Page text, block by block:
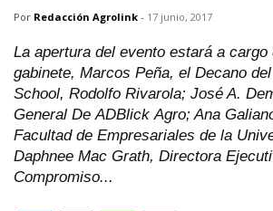
Por Redacción Agrolink - 17 junio, 2017
La apertura del evento estará a cargo
gabinete, Marcos Peña, el Decano
School, Rodolfo Rivarola; José A.
General De ADBlick Agro; Ana
Facultad de Empresariales de la
Daphnee Mac Grath, Directora
Compromiso...